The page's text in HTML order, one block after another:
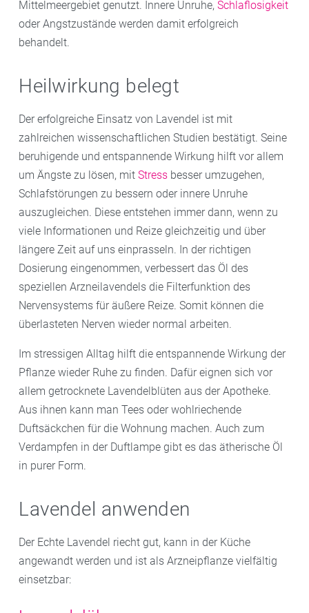
Mittelmeergebiet genutzt. Innere Unruhe, Schlaflosigkeit
oder Angstzustände werden damit erfolgreich
behandelt.
Heilwirkung belegt
Der erfolgreiche Einsatz von Lavendel ist mit
zahlreichen wissenschaftlichen Studien bestätigt. Seine
beruhigende und entspannende Wirkung hilft vor allem
um Ängste zu lösen, mit Stress besser umzugehen,
Schlafstörungen zu bessern oder innere Unruhe
auszugleichen. Diese entstehen immer dann, wenn zu
viele Informationen und Reize gleichzeitig und über
längere Zeit auf uns einprasseln. In der richtigen
Dosierung eingenommen, verbessert das Öl des
speziellen Arzneilavendels die Filterfunktion des
Nervensystems für äußere Reize. Somit können die
überlasteten Nerven wieder normal arbeiten.
Im stressigen Alltag hilft die entspannende Wirkung der
Pflanze wieder Ruhe zu finden. Dafür eignen sich vor
allem getrocknete Lavendelblüten aus der Apotheke.
Aus ihnen kann man Tees oder wohlriechende
Duftsäckchen für die Wohnung machen. Auch zum
Verdampfen in der Duftlampe gibt es das ätherische Öl
in purer Form.
Lavendel anwenden
Der Echte Lavendel riecht gut, kann in der Küche
angewandt werden und ist als Arzneipflanze vielfältig
einsetzbar: